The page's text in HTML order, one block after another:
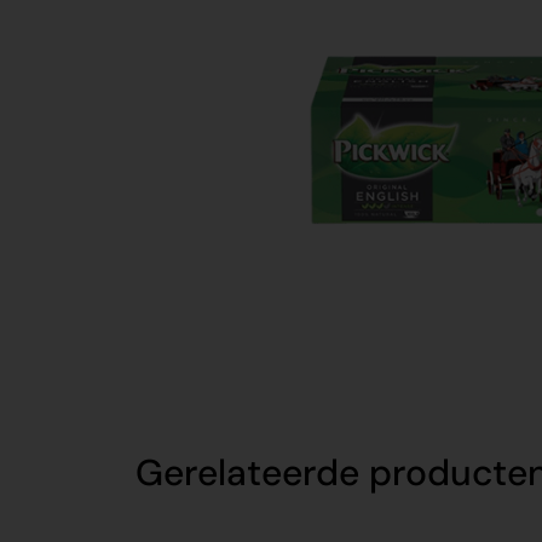
Gerelateerde